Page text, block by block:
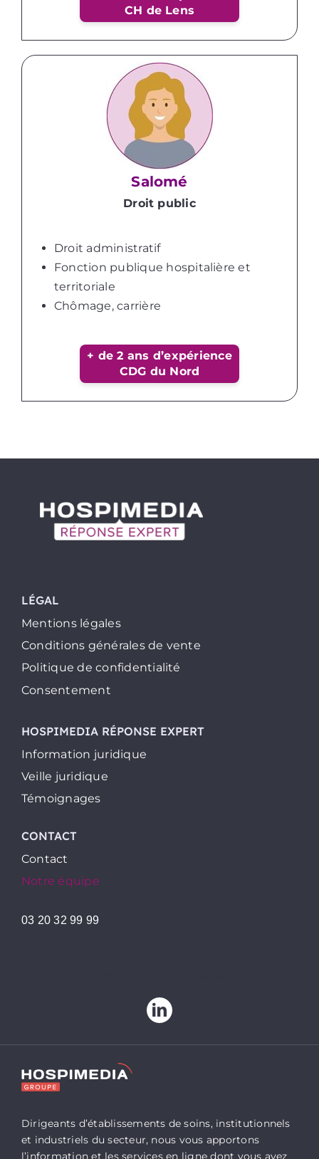
CH de Lens
Salomé
Droit public
Droit administratif
Fonction publique hospitalière et
territoriale
Chômage, carrière
+ de 2 ans d’expérience
CDG du Nord
LÉGAL
Mentions légales
Conditions générales de vente
Politique de confidentialité
Consentement
HOSPIMEDIA RÉPONSE EXPERT
Information juridique
Veille juridique
Témoignages
CONTACT
Contact
Notre équipe
03 20 32 99 99
Dirigeants d’établissements de soins, institutionnels
et industriels du secteur, nous vous apportons
l’information et les services en ligne dont vous avez